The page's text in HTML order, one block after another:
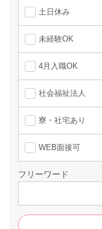
土日休み
未経験OK
4月入職OK
社会福祉法人
寮・社宅あり
WEB面接可
フリーワード